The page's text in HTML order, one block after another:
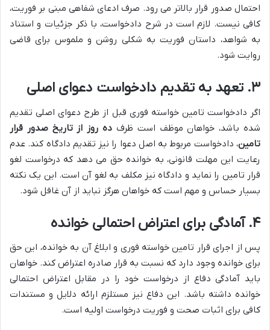
احتمال صدور قرار بالاتر می رود. صرف ادعای شفاهی مبنی بر فوریت،
کافی نیست. لازم است در شرح دادخواست، با ذکر جزئیات و استناد
به شواهد، داستان فوریت به شکلی روشن و ملموس برای قاضی
روایت شود.
۳. تعهد به تقدیم دادخواست دعوای اصلی
اگر دادخواست تامین خواسته فوری قبل از طرح دعوای اصلی تقدیم
شده باشد، خواهان موظف است ظرف ده روز از تاریخ صدور قرار
تامین، دادخواست مربوط به اصل دعوا را نیز تقدیم دادگاه کند. عدم
رعایت این مهلت قانونی، به خوانده حق می دهد که درخواست لغو
قرار تامین را نماید و دادگاه نیز مکلف به لغو آن است. این یک نکته
بسیار حساس و مهم است که خواهان هرگز نباید از آن غافل شود.
۴. آمادگی برای اعتراض احتمالی خوانده
پس از اجرای قرار تامین خواسته فوری و ابلاغ آن به خوانده، این حق
برای خوانده وجود دارد که نسبت به قرار صادره اعتراض کند. خواهان
باید آمادگی دفاع از درخواست خود را در مقابل اعتراض احتمالی
خوانده داشته باشد. این دفاع نیز مستلزم ارائه دلایل و مستندات
کافی برای اثبات صحت و فوریت درخواست اولیه است.